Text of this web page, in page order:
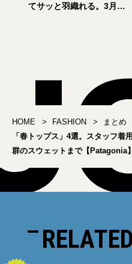
てサッと羽織れる。3月に
HOME FASHION まとめ
「春トップス」4選。スタッフ着
群のスウェットまで【Patagonia】